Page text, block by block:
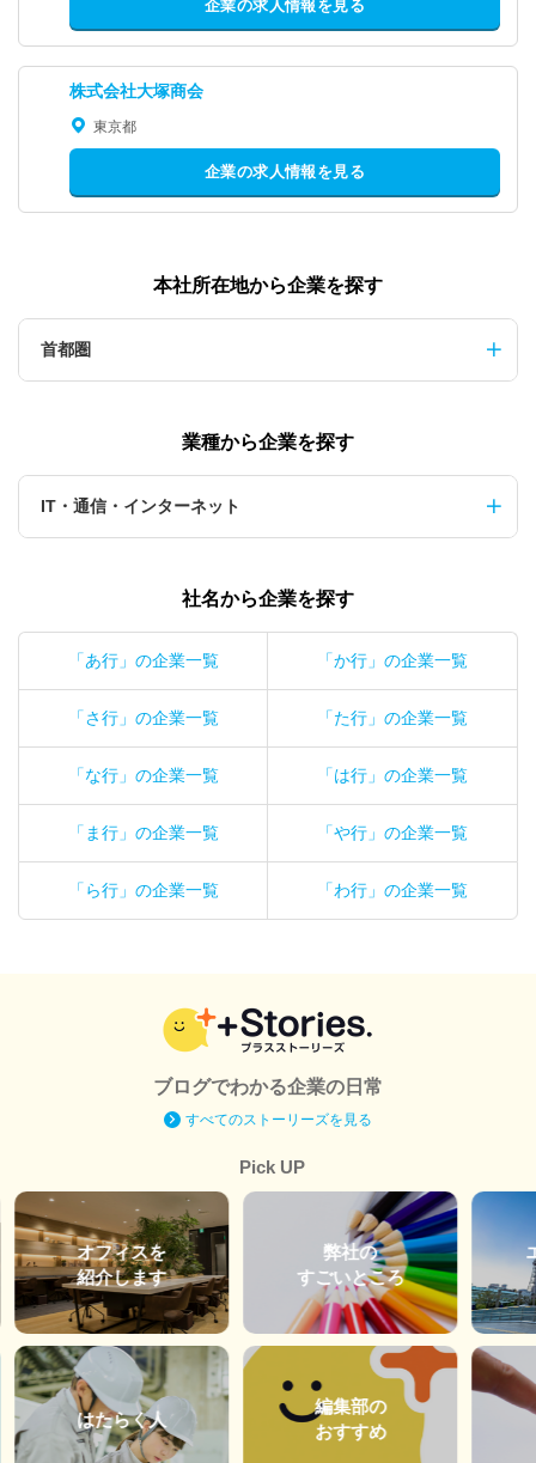
企業の求人情報を見る
株式会社大塚商会
東京都
企業の求人情報を見る
本社所在地から企業を探す
首都圏
業種から企業を探す
IT・通信・インターネット
社名から企業を探す
「あ行」の企業一覧 「か行」の企業一覧
「さ行」の企業一覧 「た行」の企業一覧
「な行」の企業一覧 「は行」の企業一覧
「ま行」の企業一覧 「や行」の企業一覧
「ら行」の企業一覧 「わ行」の企業一覧
ブログでわかる企業の日常
すべてのストーリーズを見る
Pick UP
オフィスを
紹介します
はたらく人
弊社の
すごいところ
編集部の
おすすめ